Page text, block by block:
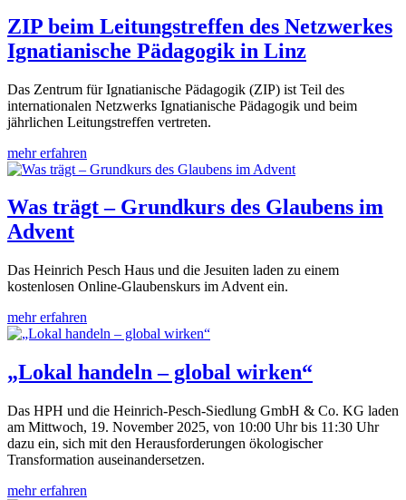
ZIP beim Leitungstreffen des Netzwerkes
Ignatianische Pädagogik in Linz
Das Zentrum für Ignatianische Pädagogik (ZIP) ist Teil des
internationalen Netzwerks Ignatianische Pädagogik und beim
jährlichen Leitungstreffen vertreten.
mehr erfahren
Was trägt – Grundkurs des Glaubens im
Advent
Das Heinrich Pesch Haus und die Jesuiten laden zu einem
kostenlosen Online-Glaubenskurs im Advent ein.
mehr erfahren
„Lokal handeln – global wirken“
Das HPH und die Heinrich-Pesch-Siedlung GmbH & Co. KG laden
am Mittwoch, 19. November 2025, von 10:00 Uhr bis 11:30 Uhr
dazu ein, sich mit den Herausforderungen ökologischer
Transformation auseinandersetzen.
mehr erfahren